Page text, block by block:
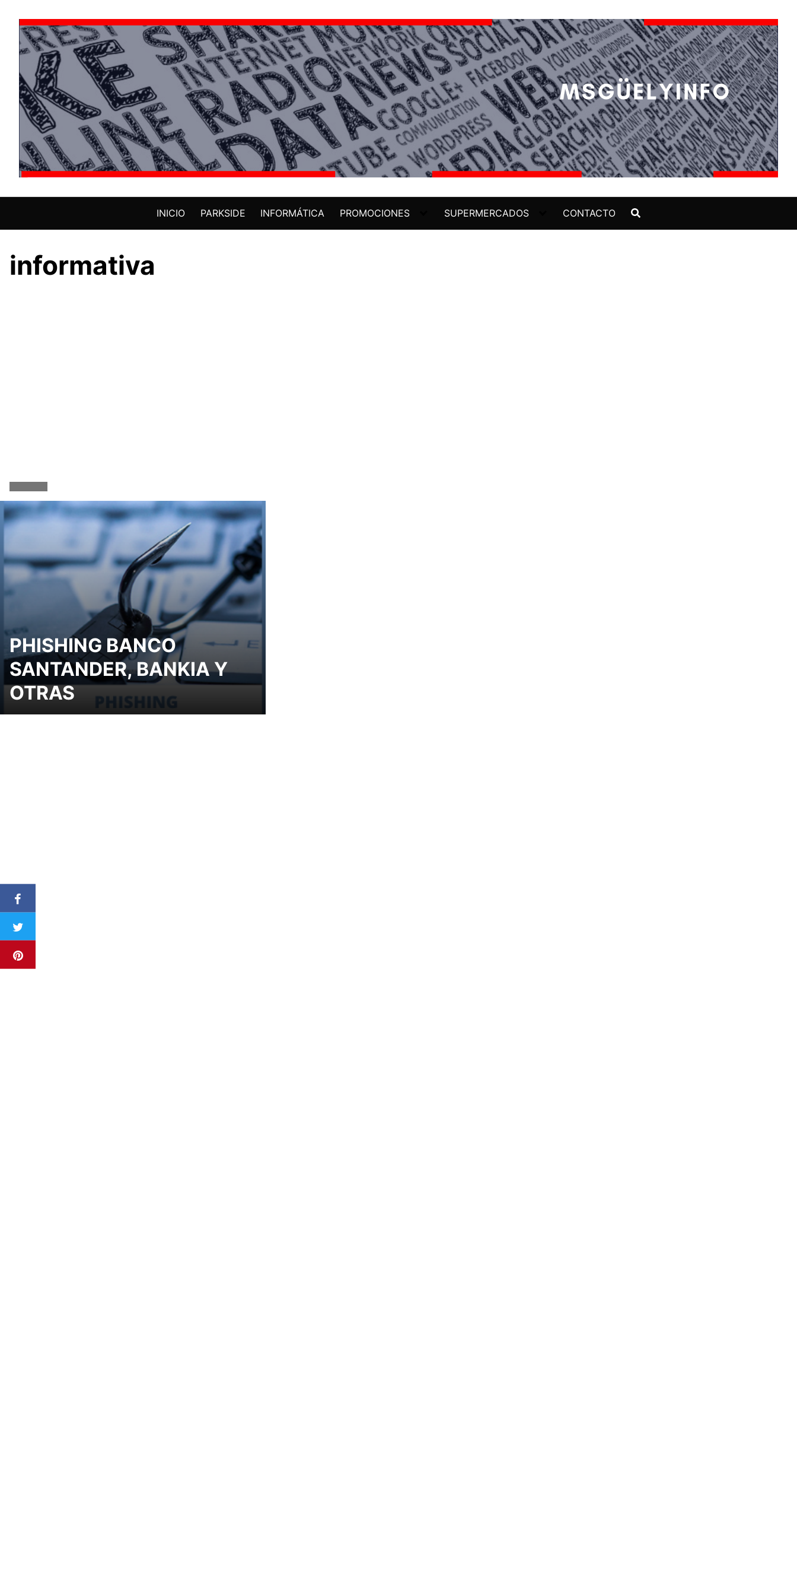
contenido
INICIO PARKSIDE INFORMÁTICA PROMOCIONES SUPERMERCADOS CONTACTO
informativa
PHISHING BANCO
SANTANDER, BANKIA Y
OTRAS